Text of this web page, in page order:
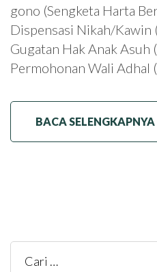
gono (Sengketa Harta
Dispensasi Nikah/Kawin
Gugatan Hak Anak Asuh
Permohonan Wali Adhal
BACA SELENGKAPNYA
Cari